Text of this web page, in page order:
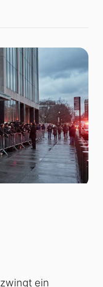
zwingt ein